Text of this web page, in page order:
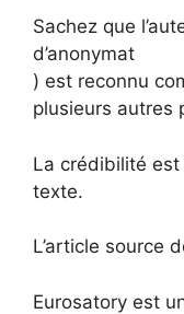
Sachez que
d’anonymat
) est reconnu
plusieurs autres
La crédibilité
texte.
L’article source
Eurosatory est